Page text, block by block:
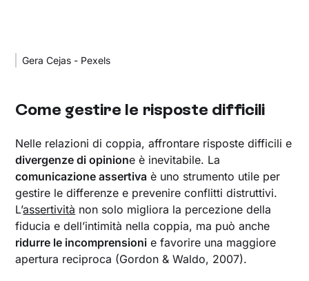
Gera Cejas - Pexels
Come gestire le risposte difficili
Nelle relazioni di coppia, affrontare risposte difficili e
divergenze di opinione è inevitabile. La
comunicazione assertiva è uno strumento utile per
gestire le differenze e prevenire conflitti distruttivi.
L’assertività non solo migliora la percezione della
fiducia e dell’intimità nella coppia, ma può anche
ridurre le incomprensioni e favorire una maggiore
apertura reciproca (Gordon & Waldo, 2007).